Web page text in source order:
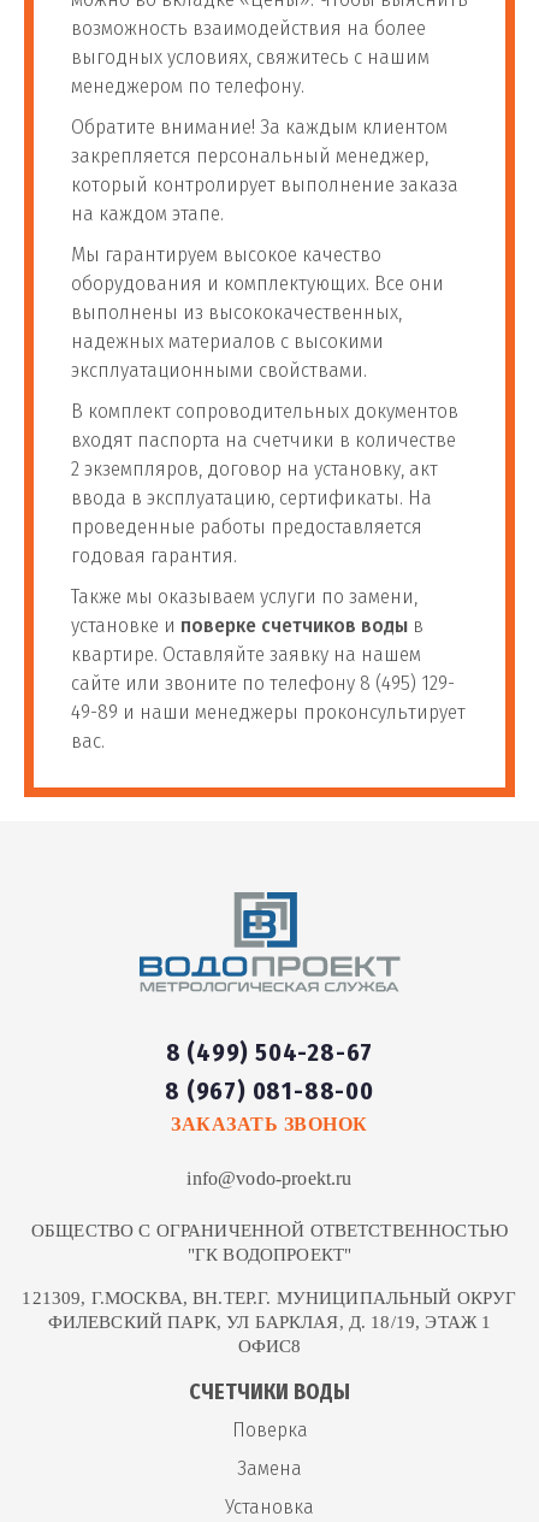
возможность взаимодействия на более
выгодных условиях, свяжитесь с нашим
менеджером по телефону.
Обратите внимание! За каждым клиентом
закрепляется персональный менеджер,
который контролирует выполнение заказа
на каждом этапе.
Мы гарантируем высокое качество
оборудования и комплектующих. Все они
выполнены из высококачественных,
надежных материалов с высокими
эксплуатационными свойствами.
В комплект сопроводительных документов
входят паспорта на счетчики в количестве
2 экземпляров, договор на установку, акт
ввода в эксплуатацию, сертификаты. На
проведенные работы предоставляется
годовая гарантия.
Также мы оказываем услуги по замени,
установке и поверке счетчиков воды в
квартире. Оставляйте заявку на нашем
сайте или звоните по телефону 8 (495) 129-
49-89 и наши менеджеры проконсультирует
вас.
8 (499) 504-28-67
8 (967) 081-88-00
ЗАКАЗАТЬ ЗВОНОК
info@vodo-proekt.ru
ОБЩЕСТВО С ОГРАНИЧЕННОЙ ОТВЕТСТВЕННОСТЬЮ
"ГК ВОДОПРОЕКТ"
121309, Г.МОСКВА, ВН.ТЕР.Г. МУНИЦИПАЛЬНЫЙ ОКРУГ
ФИЛЕВСКИЙ ПАРК, УЛ БАРКЛАЯ, Д. 18/19, ЭТАЖ 1
ОФИС8
СЧЕТЧИКИ ВОДЫ
Поверка
Замена
Установка